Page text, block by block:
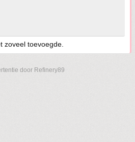
zoveel toevoegde.
door Refinery89